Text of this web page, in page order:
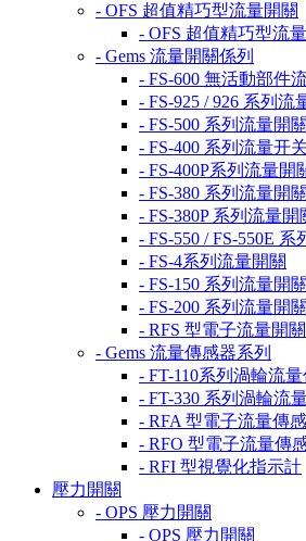
- OFS 超值精巧型流量開關
- OFS 超值精巧型流
- Gems 流量開關係列
- FS-600 無活動部件
- FS-925 / 926 系列流
- FS-500 系列流量開關
- FS-400 系列流量开关
- FS-400P系列流量開
- FS-380 系列流量開關
- FS-380P 系列流量開
- FS-550 / FS-550E 系
- FS-4系列流量開關
- FS-150 系列流量開關
- FS-200 系列流量開關
- RFS 型電子流量開關
- Gems 流量傳感器系列
- FT-110系列渦輪流
- FT-330 系列渦輪流
- RFA 型電子流量傳
- RFO 型電子流量傳
- RFI 型視覺化指示計
壓力開關
- OPS 壓力開關
- OPS 壓力開關